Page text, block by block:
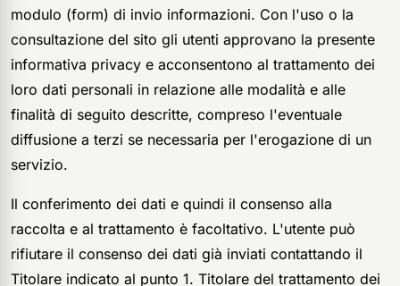
modulo (form) di invio informazioni. Con l'uso o la
consultazione del sito gli utenti approvano la presente
informativa privacy e acconsentono al trattamento dei
loro dati personali in relazione alle modalità e alle
finalità di seguito descritte, compreso l'eventuale
diffusione a terzi se necessaria per l'erogazione di un
servizio.
Il conferimento dei dati e quindi il consenso alla
raccolta e al trattamento è facoltativo. L'utente può
rifiutare il consenso dei dati già inviati contattando il
Titolare indicato al punto 1. Titolare del trattamento dei